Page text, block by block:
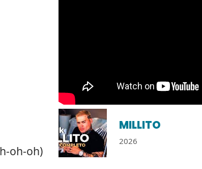
MILLITO
2026
oh-oh)